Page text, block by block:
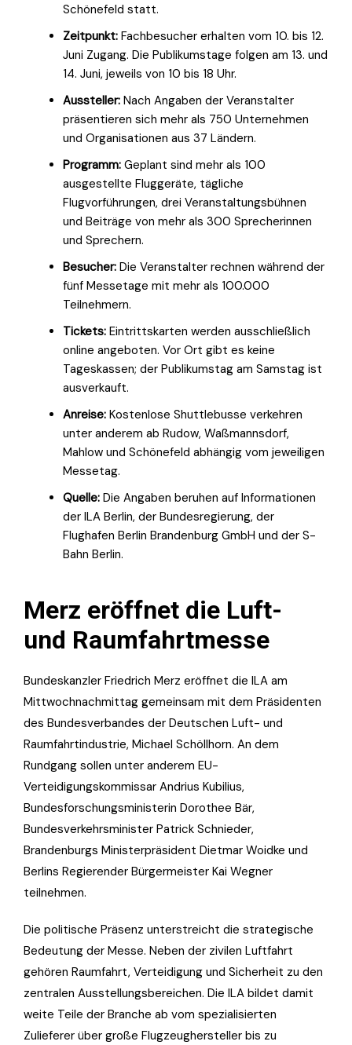
Schönefeld statt.
Zeitpunkt: Fachbesucher erhalten vom 10. bis 12.
Juni Zugang. Die Publikumstage folgen am 13. und
14. Juni, jeweils von 10 bis 18 Uhr.
Aussteller: Nach Angaben der Veranstalter
präsentieren sich mehr als 750 Unternehmen
und Organisationen aus 37 Ländern.
Programm: Geplant sind mehr als 100
ausgestellte Fluggeräte, tägliche
Flugvorführungen, drei Veranstaltungsbühnen
und Beiträge von mehr als 300 Sprecherinnen
und Sprechern.
Besucher: Die Veranstalter rechnen während der
fünf Messetage mit mehr als 100.000
Teilnehmern.
Tickets: Eintrittskarten werden ausschließlich
online angeboten. Vor Ort gibt es keine
Tageskassen; der Publikumstag am Samstag ist
ausverkauft.
Anreise: Kostenlose Shuttlebusse verkehren
unter anderem ab Rudow, Waßmannsdorf,
Mahlow und Schönefeld abhängig vom jeweiligen
Messetag.
Quelle: Die Angaben beruhen auf Informationen
der ILA Berlin, der Bundesregierung, der
Flughafen Berlin Brandenburg GmbH und der S-
Bahn Berlin.
Merz eröffnet die Luft-
und Raumfahrtmesse
Bundeskanzler Friedrich Merz eröffnet die ILA am
Mittwochnachmittag gemeinsam mit dem Präsidenten
des Bundesverbandes der Deutschen Luft- und
Raumfahrtindustrie, Michael Schöllhorn. An dem
Rundgang sollen unter anderem EU-
Verteidigungskommissar Andrius Kubilius,
Bundesforschungsministerin Dorothee Bär,
Bundesverkehrsminister Patrick Schnieder,
Brandenburgs Ministerpräsident Dietmar Woidke und
Berlins Regierender Bürgermeister Kai Wegner
teilnehmen.
Die politische Präsenz unterstreicht die strategische
Bedeutung der Messe. Neben der zivilen Luftfahrt
gehören Raumfahrt, Verteidigung und Sicherheit zu den
zentralen Ausstellungsbereichen. Die ILA bildet damit
weite Teile der Branche ab vom spezialisierten
Zulieferer über große Flugzeughersteller bis zu